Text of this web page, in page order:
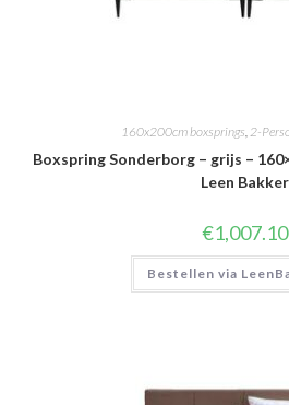
160x200cm boxsprings 2-
Boxspring Sonderborg – grijs –
Leen Bakker
€1,007.10
Bestellen via